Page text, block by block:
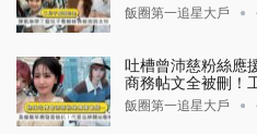
飯圈第一追星大戶
吐槽曾沛慈粉絲應
商務帖文全被刪！
飯圈第一追星大戶